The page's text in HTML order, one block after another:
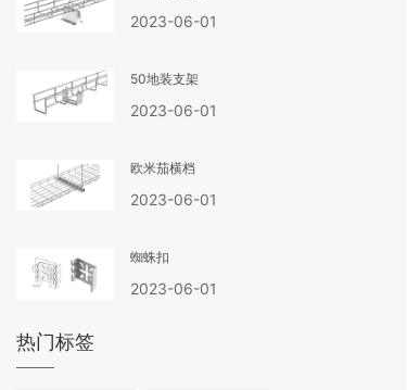
2023-06-01
50地装支架
2023-06-01
欧米茄横档
2023-06-01
蜘蛛扣
2023-06-01
热门标签